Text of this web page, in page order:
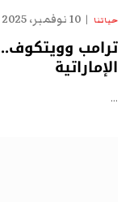
حياتنا 10 نوفمبر، 2025
ترامب
الإماراتية
…